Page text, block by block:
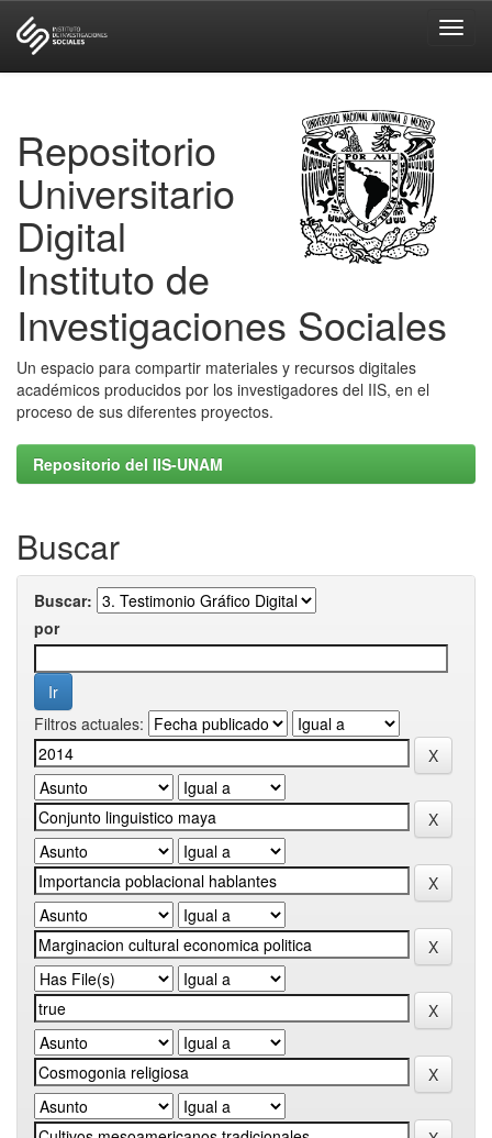
Repositorio
Universitario
Digital
Instituto de
Investigaciones Sociales
Un espacio para compartir materiales y recursos digitales
académicos producidos por los investigadores del IIS, en el
proceso de sus diferentes proyectos.
Repositorio del IIS-UNAM
Buscar
Buscar:
por
Filtros actuales: